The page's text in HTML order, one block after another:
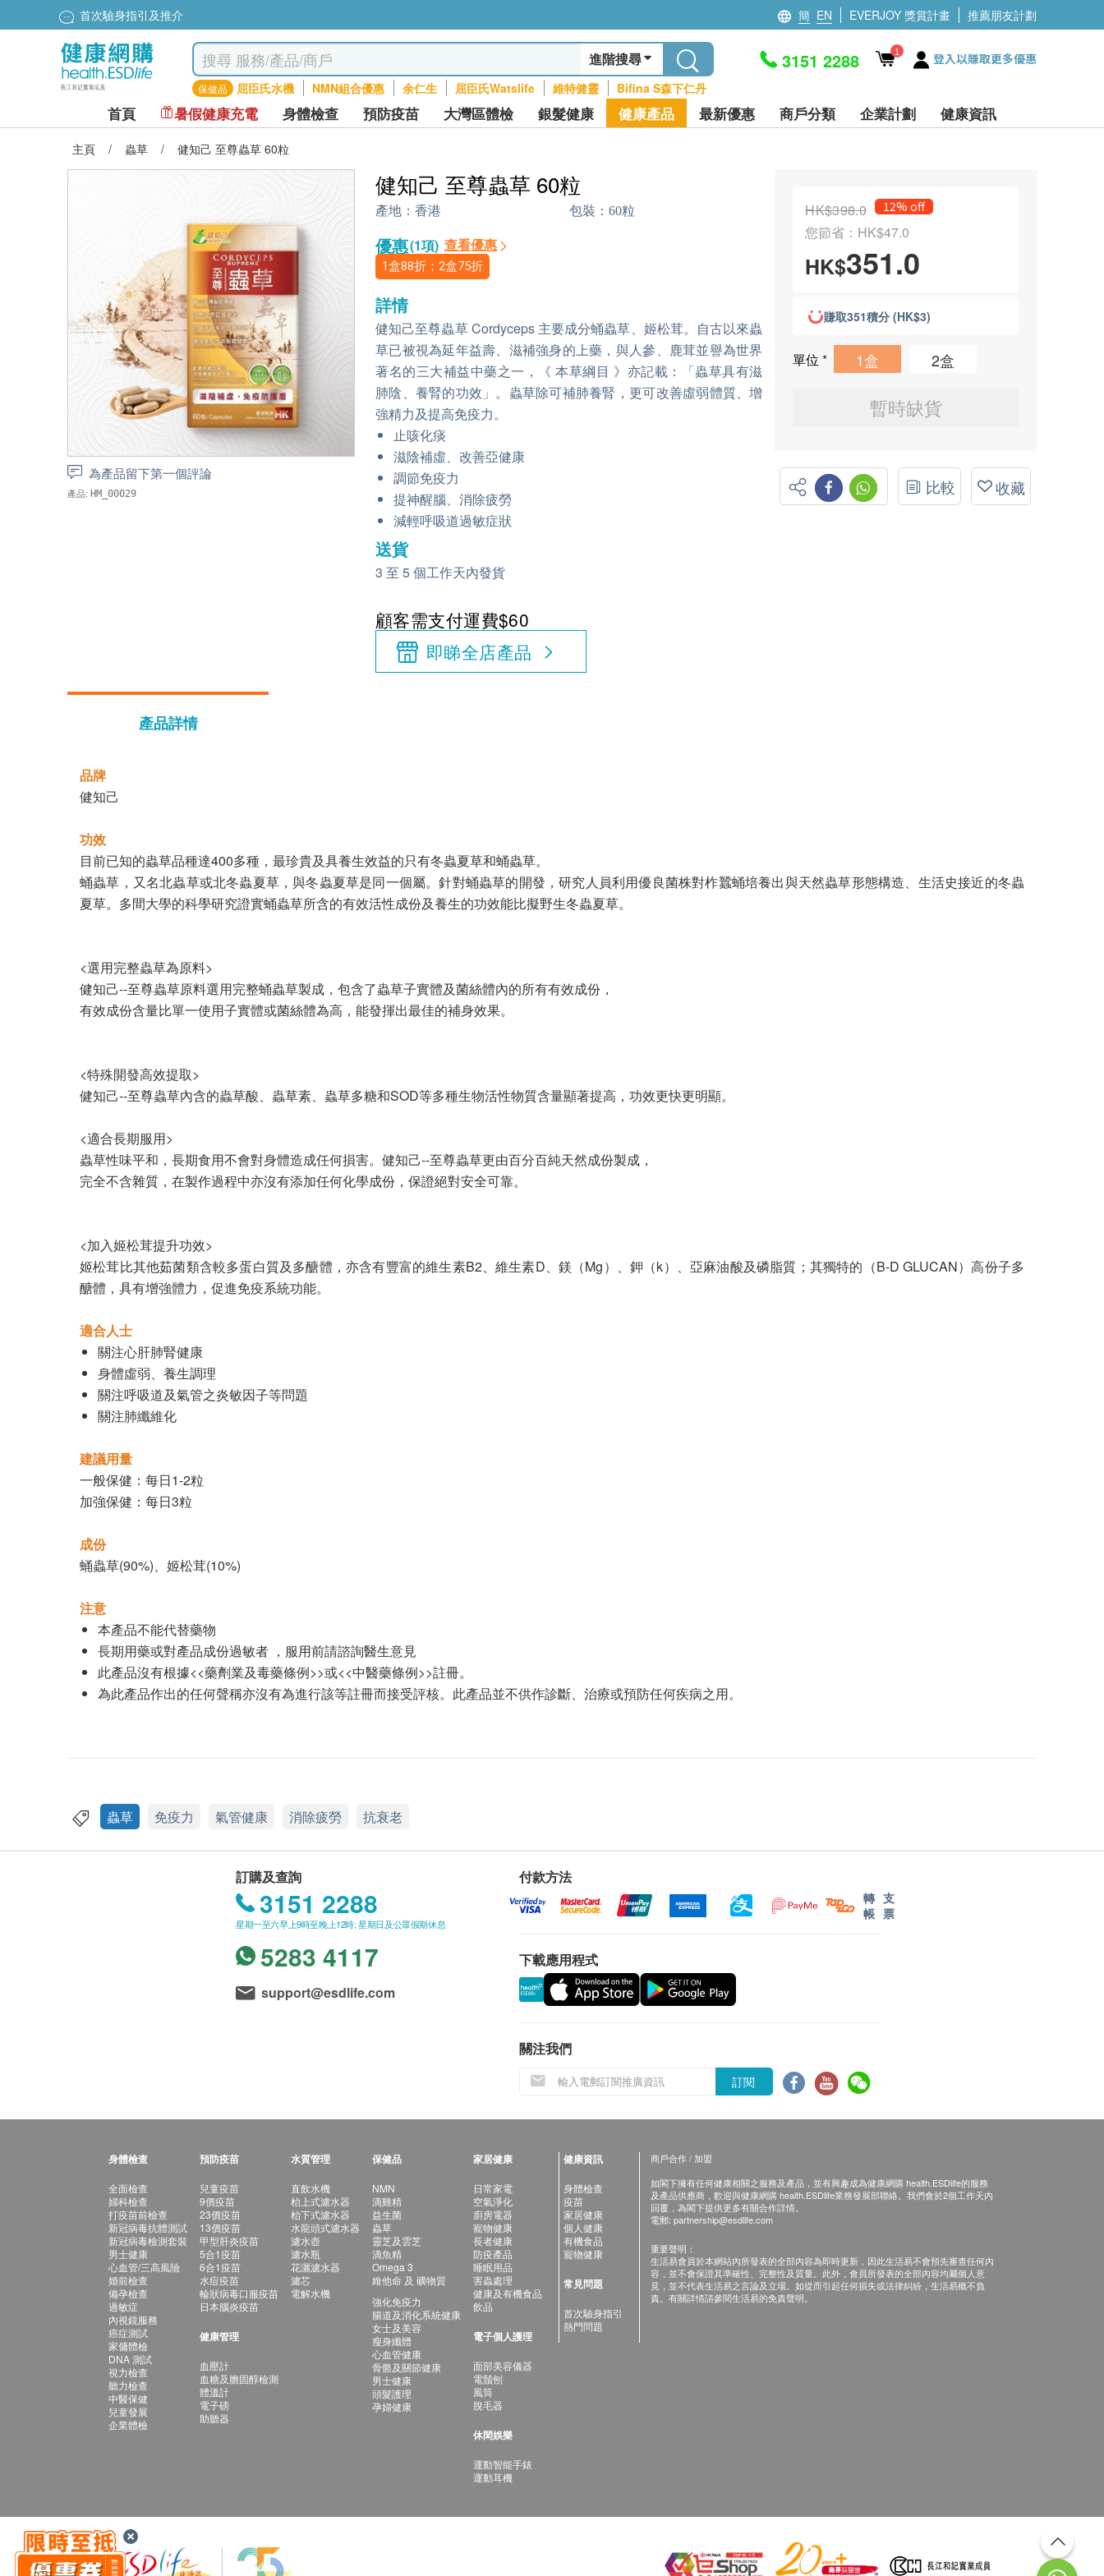
首次驗身指引及推介 簡 EN EVERJOY 獎賞計畫 推薦朋友計劃
進階搜尋
保健品 屈臣氏水機 NMN組合優惠 余仁生 屈臣氏Watslife 維特健靈 Bifina S森下仁丹
3151 2288 1 登入以賺取更多優惠
首頁 暑假健康充電 身體檢查 預防疫苗 大灣區體檢 銀髮健康 健康產品 最新優惠 商戶分類 企業計劃 健康資訊
主頁 / 蟲草 / 健知己 至尊蟲草 60粒
為產品留下第一個評論
產品: HM_00029
健知己 至尊蟲草 60粒
產地： 香港 包裝： 60粒
優惠(1項) 查看優惠
1盒88折；2盒75折
詳情
健知己至尊蟲草 Cordyceps 主要成分蛹蟲草、姬松茸。自古以來蟲
草已被視為延年益壽、滋補強身的上藥，與人參、鹿茸並譽為世界
著名的三大補益中藥之一，《 本草綱目 》亦記載：「蟲草具有滋
肺陰、養腎的功效」。蟲草除可補肺養腎，更可改善虛弱體質、增
強精力及提高免疫力。
止咳化痰
滋陰補虛、改善亞健康
調節免疫力
提神醒腦、消除疲勞
減輕呼吸道過敏症狀
送貨
3 至 5 個工作天內發貨
顧客需支付運費$60
即睇全店產品
HK$398.0 12% off
您節省：HK$47.0
HK$351.0
賺取351積分 (HK$3)
單位* 1盒 2盒
暫時缺貨
比較 收藏
產品詳情
品牌
健知己
功效
目前已知的蟲草品種達400多種，最珍貴及具養生效益的只有冬蟲夏草和蛹蟲草。
蛹蟲草，又名北蟲草或北冬蟲夏草，與冬蟲夏草是同一個屬。針對蛹蟲草的開發，研究人員利用優良菌株對柞蠶蛹培養出與天然蟲草形態構造、生活史接近的冬蟲
夏草。多間大學的科學研究證實蛹蟲草所含的有效活性成份及養生的功效能比擬野生冬蟲夏草。
<選用完整蟲草為原料>
健知己--至尊蟲草原料選用完整蛹蟲草製成，包含了蟲草子實體及菌絲體內的所有有效成份，
有效成份含量比單一使用子實體或菌絲體為高，能發揮出最佳的補身效果。
<特殊開發高效提取>
健知己--至尊蟲草內含的蟲草酸、蟲草素、蟲草多糖和SOD等多種生物活性物質含量顯著提高，功效更快更明顯。
<適合長期服用>
蟲草性味平和，長期食用不會對身體造成任何損害。健知己--至尊蟲草更由百分百純天然成份製成，
完全不含雜質，在製作過程中亦沒有添加任何化學成份，保證絕對安全可靠。
<加入姬松茸提升功效>
姬松茸比其他茹菌類含較多蛋白質及多醣體，亦含有豐富的維生素B2、維生素D、鎂（Mg）、鉀（k）、亞麻油酸及磷脂質；其獨特的（B-D GLUCAN）高份子多
醣體，具有增強體力，促進免疫系統功能。
適合人士
關注心肝肺腎健康
身體虛弱、養生調理
關注呼吸道及氣管之炎敏因子等問題
關注肺纖維化
建議用量
一般保健：每日1-2粒
加強保健：每日3粒
成份
蛹蟲草(90%)、姬松茸(10%)
注意
本產品不能代替藥物
長期用藥或對產品成份過敏者 ，服用前請諮詢醫生意見
此產品沒有根據<<藥劑業及毒藥條例>>或<<中醫藥條例>>註冊。
為此產品作出的任何聲稱亦沒有為進行該等註冊而接受評核。此產品並不供作診斷、治療或預防任何疾病之用。
蟲草 免疫力 氣管健康 消除疲勞 抗衰老
訂購及查詢
3151 2288
星期一至六早上9時至晚上12時; 星期日及公眾假期休息
5283 4117
support@esdlife.com
付款方法
轉
帳
支
票
下載應用程式
關注我們
訂閱
身體檢查
全面檢查
婦科檢查
打疫苗前檢查
新冠病毒抗體測試
新冠病毒檢測套裝
男士健康
心血管/三高風險
婚前檢查
備孕檢查
過敏症
內視鏡服務
癌症測試
家傭體檢
DNA 測試
視力檢查
聽力檢查
中醫保健
兒童發展
企業體檢
預防疫苗
兒童疫苗
9價疫苗
23價疫苗
13價疫苗
甲型肝炎疫苗
5合1疫苗
6合1疫苗
水痘疫苗
輪狀病毒口服疫苗
日本腦炎疫苗
健康管理
血壓計
血糖及膽固醇檢測
體溫計
電子磅
助聽器
水質管理
直飲水機
枱上式濾水器
枱下式濾水器
水龍頭式濾水器
濾水壺
濾水瓶
花灑濾水器
濾芯
電解水機
保健品
NMN
滴雞精
益生菌
蟲草
靈芝及雲芝
滴魚精
Omega 3
維他命 及 礦物質
強化免疫力
腸道及消化系統健康
女士及美容
瘦身纖體
心血管健康
骨骼及關節健康
男士健康
頭髮護理
孕婦健康
家居健康
日常家電
空氣淨化
廚房電器
寵物健康
長者健康
防疫產品
睡眠用品
害蟲處理
健康及有機食品
飲品
電子個人護理
面部美容儀器
電鬚刨
風筒
脫毛器
休閑娛樂
運動智能手錶
運動耳機
健康資訊
身體檢查
疫苗
家居健康
個人健康
有機食品
寵物健康
常見問題
首次驗身指引
熱門問題
商戶合作 / 加盟
如閣下擁有任何健康相關之服務及產品，並有興趣成為健康網購 health.ESDlife的服務
及產品供應商，歡迎與健康網購 health.ESDlife業務發展部聯絡。我們會於2個工作天內
回覆，為閣下提供更多有關合作詳情。
電郵: partnership@esdlife.com
重要聲明：
生活易會員於本網站內所發表的全部內容為即時更新，因此生活易不會預先審查任何內
容，並不會保證其準確性、完整性及質量。此外，會員所發表的全部內容均屬個人意
見，並不代表生活易之言論及立場。如從而引起任何損失或法律糾紛，生活易概不負
責。有關詳情請參閱生活易的免責聲明。